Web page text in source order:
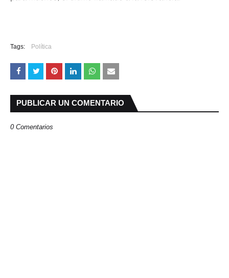
Tags: Política
PUBLICAR UN COMENTARIO
0 Comentarios